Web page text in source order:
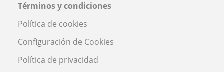
Términos y condiciones
Política de cookies
Configuración de Cookies
Política de privacidad